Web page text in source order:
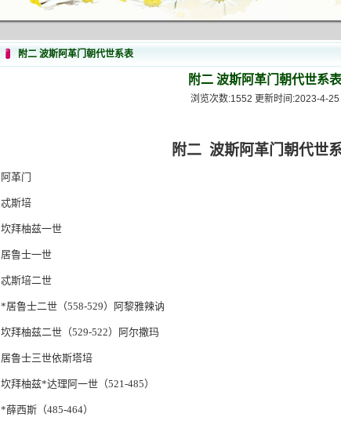
附二 波斯阿革门朝代世系表
附二 波斯阿革门朝代世系表
浏览次数:1552 更新时间:2023-4-25
附二 波斯阿革门朝代世
阿革门
忒斯培
坎拜柚兹一世
居鲁士一世
忒斯培二世
*居鲁士二世（558-529）阿黎雅辣讷
坎拜柚兹二世（529-522）阿尔撒玛
居鲁士三世依斯塔培
坎拜柚兹*达理阿一世（521-485）
*薛西斯（485-464）